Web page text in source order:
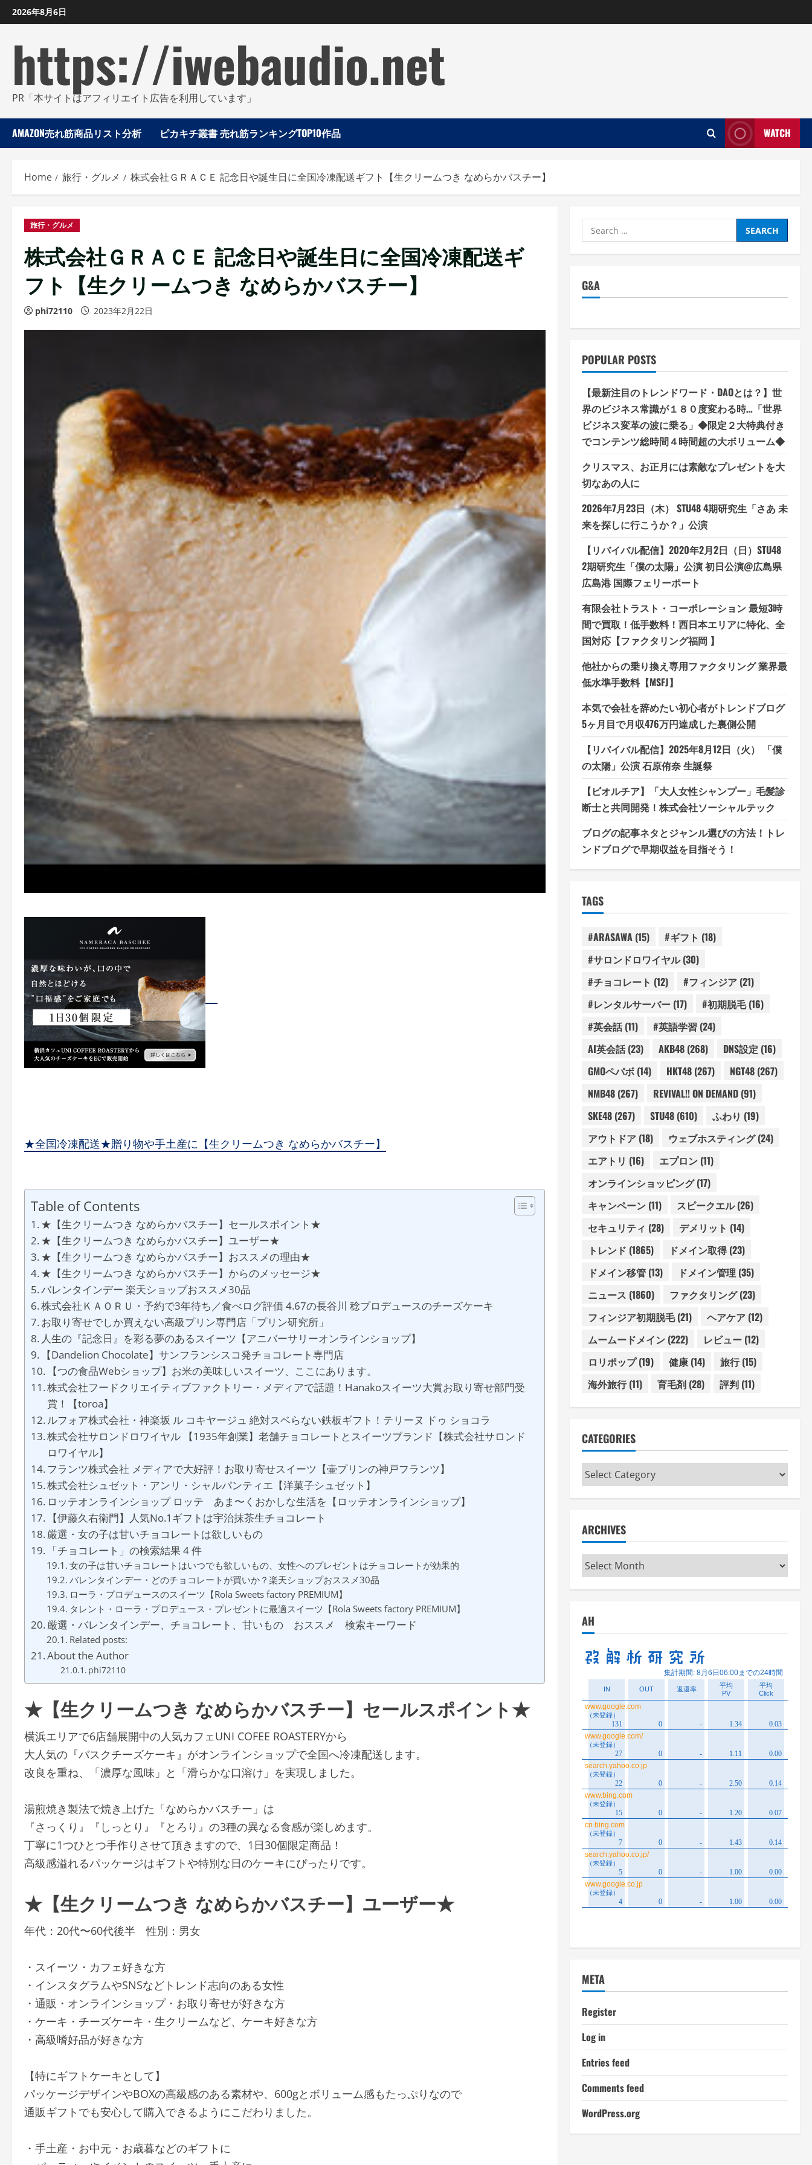
Skip
to
2026年8月6日
https://iwebaudio.net
PR「本サイトはアフィリエイト広告を利用しています」
AMAZON売れ筋商品リスト分析 ピカキチ叢書 売れ筋ランキングTOP10作品 WATCH
Home 旅行・グルメ 株式会社ＧＲＡＣＥ 記念日や誕生日に全国冷凍配送ギフト【生クリームつき なめらかバスチー】
旅行・グルメ
株式会社ＧＲＡＣＥ 記念日や誕生日に全国冷凍配送ギ
フト【生クリームつき なめらかバスチー】
phi72110 2023年2月22日
★全国冷凍配送★贈り物や手土産に【生クリームつき なめらかバスチー】
Table of Contents
★【生クリームつき なめらかバスチー】セールスポイント★
★【生クリームつき なめらかバスチー】ユーザー★
★【生クリームつき なめらかバスチー】おススメの理由★
★【生クリームつき なめらかバスチー】からのメッセージ★
バレンタインデー 楽天ショップおススメ30品
株式会社ＫＡＯＲＵ・予約で3年待ち／食べログ評価 4.67の長谷川 稔プロデュースのチーズケーキ
お取り寄せでしか買えない高級プリン専門店「プリン研究所」
人生の『記念日』を彩る夢のあるスイーツ【アニバーサリーオンラインショップ】
【Dandelion Chocolate】サンフランシスコ発チョコレート専門店
【つの食品Webショップ】お米の美味しいスイーツ、ここにあります。
株式会社フードクリエイティブファクトリー・メディアで話題！Hanakoスイーツ大賞お取り寄せ部門受
賞！【toroa】
ルフォア株式会社・神楽坂 ル コキヤージュ 絶対スベらない鉄板ギフト！テリーヌ ドゥ ショコラ
株式会社サロンドロワイヤル 【1935年創業】老舗チョコレートとスイーツブランド【株式会社サロンド
ロワイヤル】
フランツ株式会社 メディアで大好評！お取り寄せスイーツ【壷プリンの神戸フランツ】
株式会社シュゼット・アンリ・シャルパンティエ【洋菓子シュゼット】
ロッテオンラインショップ ロッテ あま〜くおかしな生活を【ロッテオンラインショップ】
【伊藤久右衛門】人気No.1ギフトは宇治抹茶生チョコレート
厳選・女の子は甘いチョコレートは欲しいもの
「チョコレート」の検索結果 4 件
女の子は甘いチョコレートはいつでも欲しいもの、女性へのプレゼントはチョコレートが効果的
バレンタインデー・どのチョコレートが買いか？楽天ショップおススメ30品
ローラ・プロデュースのスイーツ【Rola Sweets factory PREMIUM】
タレント・ローラ・プロデュース・プレゼントに最適スイーツ【Rola Sweets factory PREMIUM】
厳選・バレンタインデー、チョコレート、甘いもの おススメ 検索キーワード
Related posts:
About the Author
phi72110
★【生クリームつき なめらかバスチー】セールスポイント★
横浜エリアで6店舗展開中の人気カフェUNI COFEE ROASTERYから
大人気の『バスクチーズケーキ』がオンラインショップで全国へ冷凍配送します。
改良を重ね、「濃厚な風味」と「滑らかな口溶け」を実現しました。
湯煎焼き製法で焼き上げた「なめらかバスチー」は
『さっくり』『しっとり』『とろり』の3種の異なる食感が楽しめます。
丁寧に1つひとつ手作りさせて頂きますので、1日30個限定商品！
高級感溢れるパッケージはギフトや特別な日のケーキにぴったりです。
★【生クリームつき なめらかバスチー】ユーザー★
年代：20代〜60代後半 性別：男女
・スイーツ・カフェ好きな方
・インスタグラムやSNSなどトレンド志向のある女性
・通販・オンラインショップ・お取り寄せが好きな方
・ケーキ・チーズケーキ・生クリームなど、ケーキ好きな方
・高級嗜好品が好きな方
【特にギフトケーキとして】
パッケージデザインやBOXの高級感のある素材や、600gとボリューム感もたっぷりなので
通販ギフトでも安心して購入できるようにこだわりました。
・手土産・お中元・お歳暮などのギフトに
Search
for:
G&A
POPULAR POSTS
【最新注目のトレンドワード・DAOとは？】世
界のビジネス常識が１８０度変わる時…「世界
ビジネス変革の波に乗る」◆限定２大特典付き
でコンテンツ総時間４時間超の大ボリューム◆
クリスマス、お正月には素敵なプレゼントを大
切なあの人に
2026年7月23日（木） STU48 4期研究生「さあ 未
来を探しに行こうか？」公演
【リバイバル配信】2020年2月2日（日）STU48
2期研究生「僕の太陽」公演 初日公演@広島県
広島港 国際フェリーポート
有限会社トラスト・コーポレーション 最短3時
間で買取！低手数料！西日本エリアに特化、全
国対応【ファクタリング福岡 】
他社からの乗り換え専用ファクタリング 業界最
低水準手数料【MSFJ】
本気で会社を辞めたい初心者がトレンドブログ
5ヶ月目で月収476万円達成した裏側公開
【リバイバル配信】2025年8月12日（火） 「僕
の太陽」公演 石原侑奈 生誕祭
【ビオルチア】「大人女性シャンプー」毛髪診
断士と共同開発！株式会社ソーシャルテック
ブログの記事ネタとジャンル選びの方法！トレ
ンドブログで早期収益を目指そう！
TAGS
#ARASAWA(15) #ギフト (18)
#サロンドロワイヤル(30)
#チョコレート (12) #フィンジア(21)
#レンタルサーバー(17) #初期脱毛(16)
#英会話(11) #英語学習 (24)
AI英会話(23) AKB48(268) DNS設定 (16)
GMOペパボ(14) HKT48(267) NGT48(267)
NMB48(267) REVIVAL!! ON DEMAND(91)
SKE48(267) STU48(610) ふわり (19)
アウトドア(18) ウェブホスティング(24)
エアトリ (16) エプロン(11)
オンラインショッピング(17)
キャンペーン(11) スピークエル(26)
セキュリティ (28) デメリット (14)
トレンド (1865) ドメイン取得(23)
ドメイン移管(13) ドメイン管理 (35)
ニュース (1860) ファクタリング(23)
フィンジア初期脱毛(21) ヘアケア(12)
ムームードメイン(222) レビュー(12)
ロリポップ(19) 健康(14) 旅行(15)
海外旅行(11) 育毛剤(28) 評判(11)
CATEGORIES
Categories
ARCHIVES
Archives
AH
META
Register
Log in
Entries feed
Comments feed
WordPress.org